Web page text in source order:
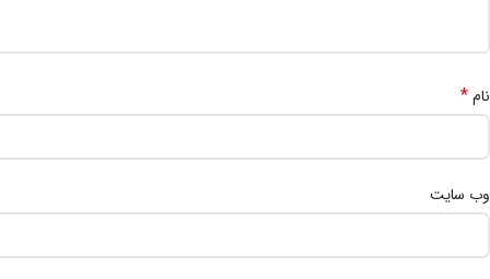
نام*
وب‌ سایت